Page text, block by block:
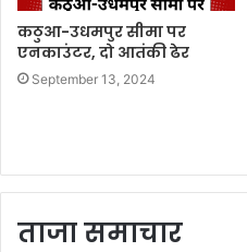
कठुआ-उधमपुर सीमा पर
एनकाउंटर, दो आतंकी ढेर
September 13, 2024
ताजा समाचार